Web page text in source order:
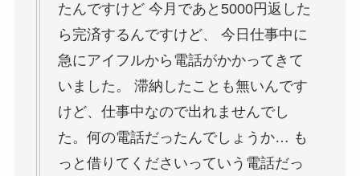
たんですけど 今月であと5000円返した
ら完済するんですけど、 今日仕事中に
急にアイフルから電話がかかってきて
いました。 滞納したことも無いんです
けど、仕事中なので出れませんでし
た。何の電話だったんでしょうか… も
っと借りてくださいっていう電話だっ